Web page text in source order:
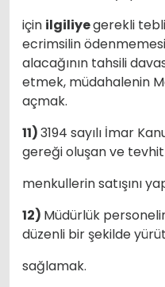
için ilgiliyegerekli
ecrimsilin
alacağının tahsili
etmek, müdahalenin
açmak.
11)3194 sayılı İmar
gereği oluşan ve
menkullerin satışını
12) Müdürlük
düzenli bir şekilde
sağlamak.